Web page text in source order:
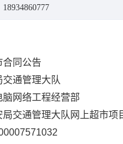
合同公告
交通管理大队
脑网络工程经营部
局交通管理大队网上超市项